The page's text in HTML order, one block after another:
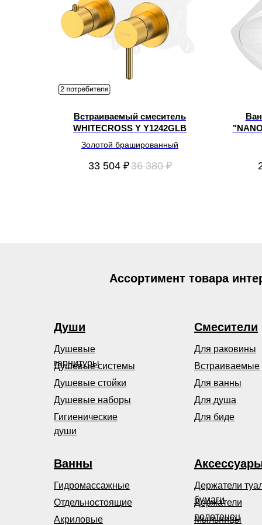
Встраиваемый смеситель
WHITECROSS Y Y1242GLB
Золотой брашированный
33 504 ₽36 380 ₽
Смесители
Души
Душевые
гарнитуры
Душевые системы
Гигиенические
души
Держатели
бумаги
Держатели
полотенец
Мыльницы
Встраиваемые
Для биде
Для ванны
Для душа
Для раковины
Ванны
Душевые стойки
Душевые наборы
Гидромассажные
Акриловые
Отдельностоящие
Ассортимент товара